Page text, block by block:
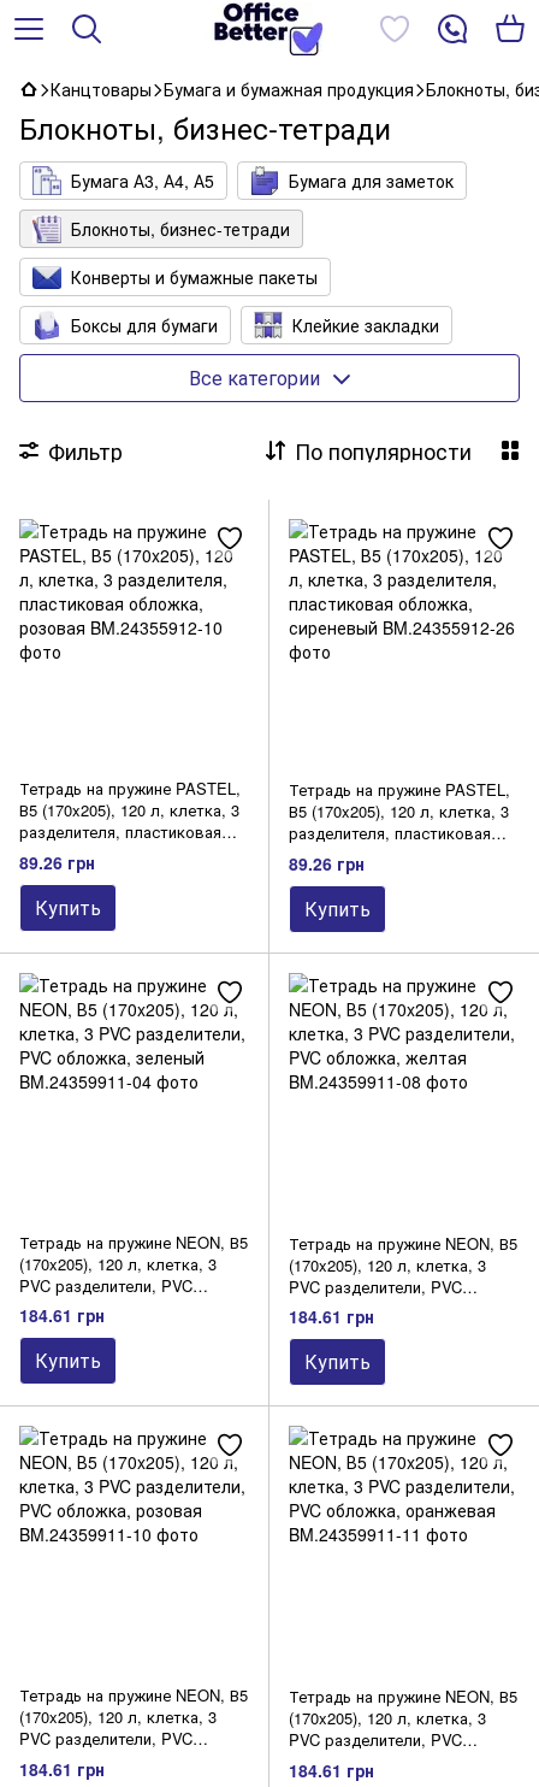
Канцтовары Бумага и бумажная продукция Блокноты,
Блокноты, бизнес-тетради
Бумага А3, А4, А5
Бумага для заметок
Блокноты, бизнес-тетради
Конверты и бумажные пакеты
Боксы для бумаги
Клейкие закладки
Книги учета, канцелярские книги
Бумага для факс- и кассовых аппаратов
Бумага копировальная, миллиметровая, калька
Самоклеящиеся этикетки
Фотобумага
Ценники
Дневники, еженедельники, планинги
Все категории
Фильтр По популярности
Тетрадь на пружине PASTEL,
В5 (170x205), 120 л, клетка, 3
разделителя, пластиковая
обложка, розовая
89.26 грн
Купить
Тетрадь на пружине PASTEL,
В5 (170x205), 120 л, клетка, 3
разделителя, пластиковая
обложка, сиреневый
89.26 грн
Купить
Тетрадь на пружине NEON, В5
(170x205), 120 л, клетка, 3
PVC разделители, PVC
обложка, зеленый
184.61 грн
Купить
Тетрадь на пружине NEON, В5
(170x205), 120 л, клетка, 3
PVC разделители, PVC
обложка, желтая
184.61 грн
Купить
Тетрадь на пружине NEON, В5
(170x205), 120 л, клетка, 3
PVC разделители, PVC
обложка, розовая
184.61 грн
Тетрадь на пружине NEON, В5
(170x205), 120 л, клетка, 3
PVC разделители, PVC
обложка, оранжевая
184.61 грн